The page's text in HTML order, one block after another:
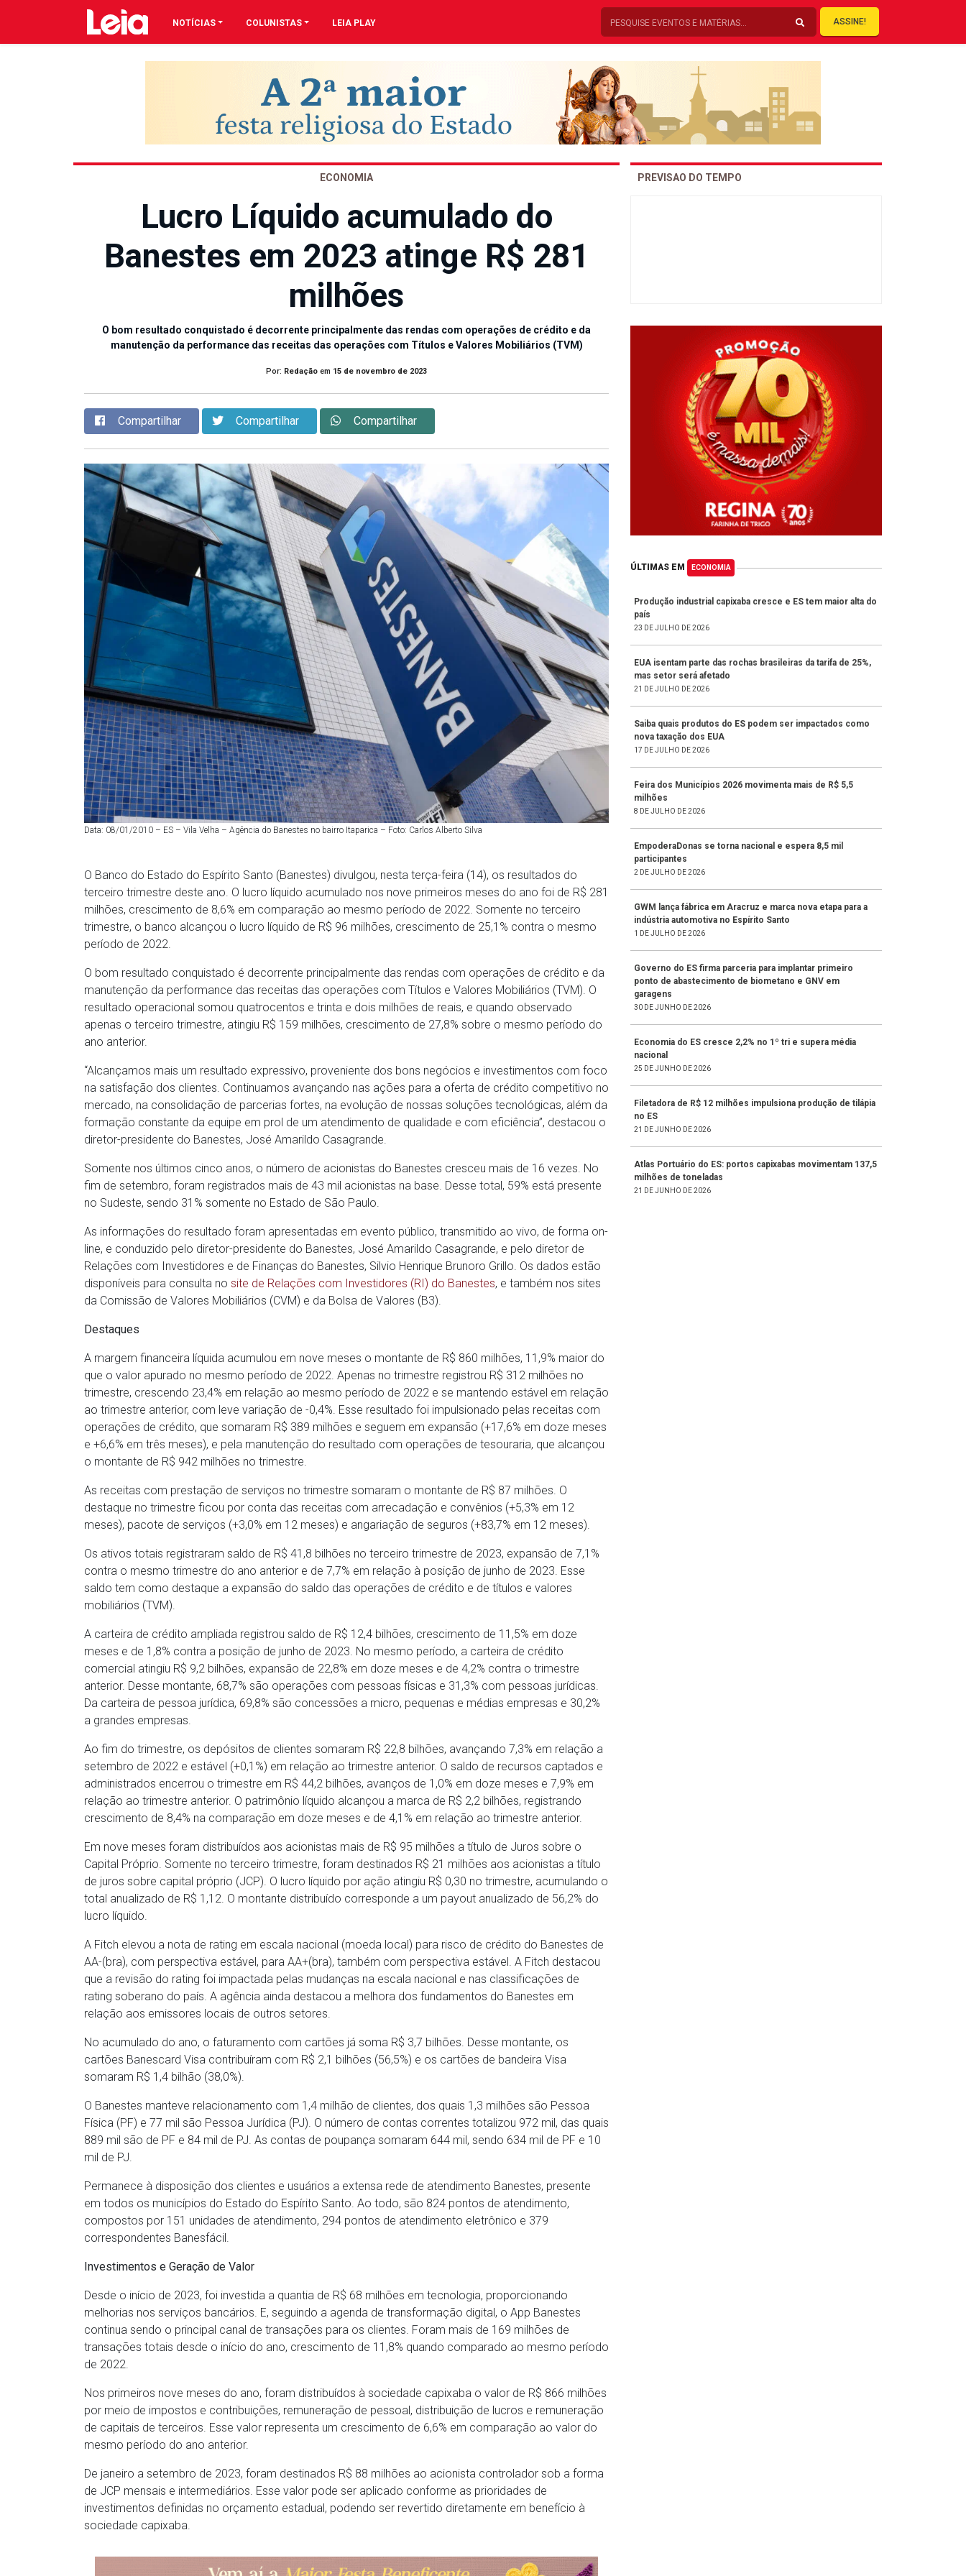
NOTÍCIAS COLUNISTAS LEIA PLAY ASSINE!
ECONOMIA
Lucro Líquido acumulado do
Banestes em 2023 atinge R$ 281
milhões
O bom resultado conquistado é decorrente principalmente das rendas com operações de crédito e da
manutenção da performance das receitas das operações com Títulos e Valores Mobiliários (TVM)
Por: Redação em 15 de novembro de 2023
Compartilhar Compartilhar Compartilhar
Data: 08/01/2010 – ES – Vila Velha – Agência do Banestes no bairro Itaparica – Foto: Carlos Alberto Silva
O Banco do Estado do Espírito Santo (Banestes) divulgou, nesta terça-feira (14), os resultados do
terceiro trimestre deste ano. O lucro líquido acumulado nos nove primeiros meses do ano foi de R$ 281
milhões, crescimento de 8,6% em comparação ao mesmo período de 2022. Somente no terceiro
trimestre, o banco alcançou o lucro líquido de R$ 96 milhões, crescimento de 25,1% contra o mesmo
período de 2022.
O bom resultado conquistado é decorrente principalmente das rendas com operações de crédito e da
manutenção da performance das receitas das operações com Títulos e Valores Mobiliários (TVM). O
resultado operacional somou quatrocentos e trinta e dois milhões de reais, e quando observado
apenas o terceiro trimestre, atingiu R$ 159 milhões, crescimento de 27,8% sobre o mesmo período do
ano anterior.
“Alcançamos mais um resultado expressivo, proveniente dos bons negócios e investimentos com foco
na satisfação dos clientes. Continuamos avançando nas ações para a oferta de crédito competitivo no
mercado, na consolidação de parcerias fortes, na evolução de nossas soluções tecnológicas, além da
formação constante da equipe em prol de um atendimento de qualidade e com eficiência”, destacou o
diretor-presidente do Banestes, José Amarildo Casagrande.
Somente nos últimos cinco anos, o número de acionistas do Banestes cresceu mais de 16 vezes. No
fim de setembro, foram registrados mais de 43 mil acionistas na base. Desse total, 59% está presente
no Sudeste, sendo 31% somente no Estado de São Paulo.
As informações do resultado foram apresentadas em evento público, transmitido ao vivo, de forma on-
line, e conduzido pelo diretor-presidente do Banestes, José Amarildo Casagrande, e pelo diretor de
Relações com Investidores e de Finanças do Banestes, Silvio Henrique Brunoro Grillo. Os dados estão
disponíveis para consulta no site de Relações com Investidores (RI) do Banestes, e também nos sites
da Comissão de Valores Mobiliários (CVM) e da Bolsa de Valores (B3).
Destaques
A margem financeira líquida acumulou em nove meses o montante de R$ 860 milhões, 11,9% maior do
que o valor apurado no mesmo período de 2022. Apenas no trimestre registrou R$ 312 milhões no
trimestre, crescendo 23,4% em relação ao mesmo período de 2022 e se mantendo estável em relação
ao trimestre anterior, com leve variação de -0,4%. Esse resultado foi impulsionado pelas receitas com
operações de crédito, que somaram R$ 389 milhões e seguem em expansão (+17,6% em doze meses
e +6,6% em três meses), e pela manutenção do resultado com operações de tesouraria, que alcançou
o montante de R$ 942 milhões no trimestre.
As receitas com prestação de serviços no trimestre somaram o montante de R$ 87 milhões. O
destaque no trimestre ficou por conta das receitas com arrecadação e convênios (+5,3% em 12
meses), pacote de serviços (+3,0% em 12 meses) e angariação de seguros (+83,7% em 12 meses).
Os ativos totais registraram saldo de R$ 41,8 bilhões no terceiro trimestre de 2023, expansão de 7,1%
contra o mesmo trimestre do ano anterior e de 7,7% em relação à posição de junho de 2023. Esse
saldo tem como destaque a expansão do saldo das operações de crédito e de títulos e valores
mobiliários (TVM).
A carteira de crédito ampliada registrou saldo de R$ 12,4 bilhões, crescimento de 11,5% em doze
meses e de 1,8% contra a posição de junho de 2023. No mesmo período, a carteira de crédito
comercial atingiu R$ 9,2 bilhões, expansão de 22,8% em doze meses e de 4,2% contra o trimestre
anterior. Desse montante, 68,7% são operações com pessoas físicas e 31,3% com pessoas jurídicas.
Da carteira de pessoa jurídica, 69,8% são concessões a micro, pequenas e médias empresas e 30,2%
a grandes empresas.
Ao fim do trimestre, os depósitos de clientes somaram R$ 22,8 bilhões, avançando 7,3% em relação a
setembro de 2022 e estável (+0,1%) em relação ao trimestre anterior. O saldo de recursos captados e
administrados encerrou o trimestre em R$ 44,2 bilhões, avanços de 1,0% em doze meses e 7,9% em
relação ao trimestre anterior. O patrimônio líquido alcançou a marca de R$ 2,2 bilhões, registrando
crescimento de 8,4% na comparação em doze meses e de 4,1% em relação ao trimestre anterior.
Em nove meses foram distribuídos aos acionistas mais de R$ 95 milhões a título de Juros sobre o
Capital Próprio. Somente no terceiro trimestre, foram destinados R$ 21 milhões aos acionistas a título
de juros sobre capital próprio (JCP). O lucro líquido por ação atingiu R$ 0,30 no trimestre, acumulando o
total anualizado de R$ 1,12. O montante distribuído corresponde a um payout anualizado de 56,2% do
lucro líquido.
A Fitch elevou a nota de rating em escala nacional (moeda local) para risco de crédito do Banestes de
AA-(bra), com perspectiva estável, para AA+(bra), também com perspectiva estável. A Fitch destacou
que a revisão do rating foi impactada pelas mudanças na escala nacional e nas classificações de
rating soberano do país. A agência ainda destacou a melhora dos fundamentos do Banestes em
relação aos emissores locais de outros setores.
No acumulado do ano, o faturamento com cartões já soma R$ 3,7 bilhões. Desse montante, os
cartões Banescard Visa contribuíram com R$ 2,1 bilhões (56,5%) e os cartões de bandeira Visa
somaram R$ 1,4 bilhão (38,0%).
O Banestes manteve relacionamento com 1,4 milhão de clientes, dos quais 1,3 milhões são Pessoa
Física (PF) e 77 mil são Pessoa Jurídica (PJ). O número de contas correntes totalizou 972 mil, das quais
889 mil são de PF e 84 mil de PJ. As contas de poupança somaram 644 mil, sendo 634 mil de PF e 10
mil de PJ.
Permanece à disposição dos clientes e usuários a extensa rede de atendimento Banestes, presente
em todos os municípios do Estado do Espírito Santo. Ao todo, são 824 pontos de atendimento,
compostos por 151 unidades de atendimento, 294 pontos de atendimento eletrônico e 379
correspondentes Banesfácil.
Investimentos e Geração de Valor
Desde o início de 2023, foi investida a quantia de R$ 68 milhões em tecnologia, proporcionando
melhorias nos serviços bancários. E, seguindo a agenda de transformação digital, o App Banestes
continua sendo o principal canal de transações para os clientes. Foram mais de 169 milhões de
transações totais desde o início do ano, crescimento de 11,8% quando comparado ao mesmo período
de 2022.
Nos primeiros nove meses do ano, foram distribuídos à sociedade capixaba o valor de R$ 866 milhões
por meio de impostos e contribuições, remuneração de pessoal, distribuição de lucros e remuneração
de capitais de terceiros. Esse valor representa um crescimento de 6,6% em comparação ao valor do
mesmo período do ano anterior.
De janeiro a setembro de 2023, foram destinados R$ 88 milhões ao acionista controlador sob a forma
de JCP mensais e intermediários. Esse valor pode ser aplicado conforme as prioridades de
investimentos definidas no orçamento estadual, podendo ser revertido diretamente em benefício à
sociedade capixaba.
PREVISAO DO TEMPO
ÚLTIMAS EM ECONOMIA
Produção industrial capixaba cresce e ES tem maior alta do
país
23 DE JULHO DE 2026
EUA isentam parte das rochas brasileiras da tarifa de 25%,
mas setor será afetado
21 DE JULHO DE 2026
Saiba quais produtos do ES podem ser impactados como
nova taxação dos EUA
17 DE JULHO DE 2026
Feira dos Municípios 2026 movimenta mais de R$ 5,5
milhões
8 DE JULHO DE 2026
EmpoderaDonas se torna nacional e espera 8,5 mil
participantes
2 DE JULHO DE 2026
GWM lança fábrica em Aracruz e marca nova etapa para a
indústria automotiva no Espírito Santo
1 DE JULHO DE 2026
Governo do ES firma parceria para implantar primeiro
ponto de abastecimento de biometano e GNV em
garagens
30 DE JUNHO DE 2026
Economia do ES cresce 2,2% no 1º tri e supera média
nacional
25 DE JUNHO DE 2026
Filetadora de R$ 12 milhões impulsiona produção de tilápia
no ES
21 DE JUNHO DE 2026
Atlas Portuário do ES: portos capixabas movimentam 137,5
milhões de toneladas
21 DE JUNHO DE 2026